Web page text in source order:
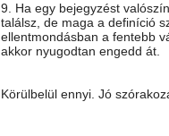
9. Ha egy bejegyzést
találsz, de maga a definíció
ellentmondásban a fentebb
akkor nyugodtan engedd át.
Körülbelül ennyi. Jó